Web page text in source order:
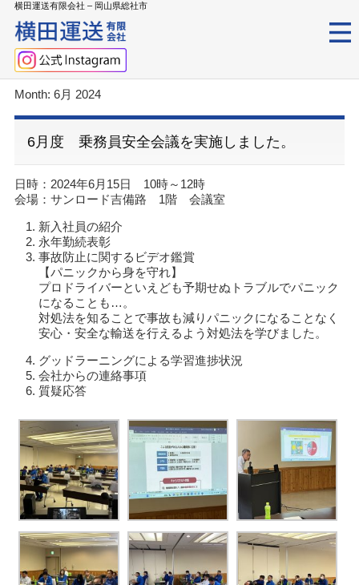
横田運送有限会社 – 岡山県総社市
Month: 6月 2024
6月度 乗務員安全会議を実施しました。
日時：2024年6月15日 10時～12時
会場：サンロード吉備路 1階 会議室
新入社員の紹介
永年勤続表彰
事故防止に関するビデオ鑑賞
【パニックから身を守れ】
プロドライバーといえども予期せぬトラブルでパニック
になることも…。
対処法を知ることで事故も減りパニックになることなく
安心・安全な輸送を行えるよう対処法を学びました。
グッドラーニングによる学習進捗状況
会社からの連絡事項
質疑応答